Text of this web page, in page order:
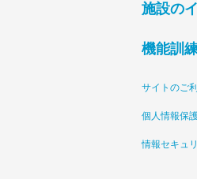
施設の
機能訓
サイトのご
個人情報保
情報セキュ